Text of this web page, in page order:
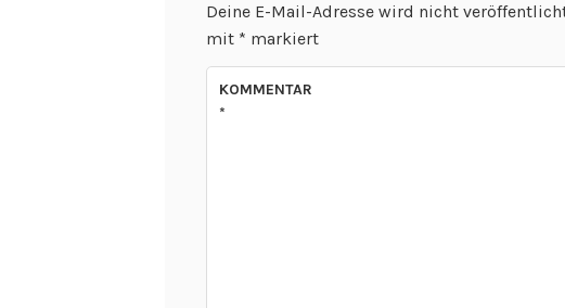
Deine E-Mail-Adresse wird nicht
mit * markiert
KOMMENTAR
*